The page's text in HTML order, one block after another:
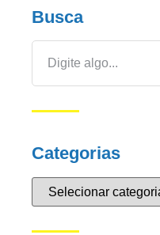
Busca
Categorias